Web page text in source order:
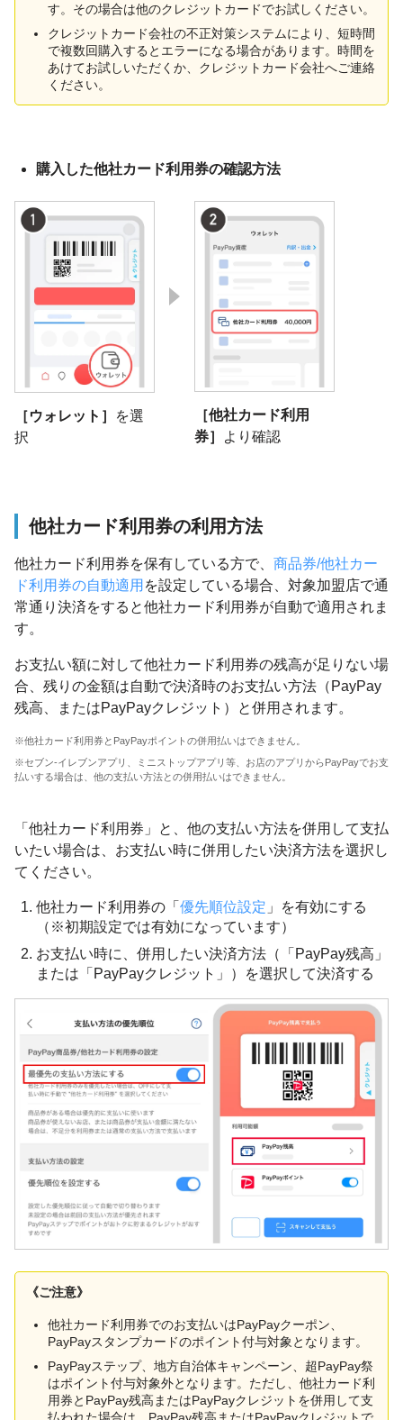
す。その場合は他のクレジットカードでお試しください。
クレジットカード会社の不正対策システムにより、短時間
で複数回購入するとエラーになる場合があります。時間を
あけてお試しいただくか、クレジットカード会社へご連絡
ください。
購入した他社カード利用券の確認方法
［ウォレット］
を選
択
［他社カード利用
券］
より確認
他社カード利用券の利用方法
他社カード利用券を保有している方で、 商品券/他社カー
ド利用券の自動適用 を設定している場合、対象加盟店で通
常通り決済をすると他社カード利用券が自動で適用されま
す。
お支払い額に対して他社カード利用券の残高が足りない場
合、残りの金額は自動で決済時のお支払い方法（PayPay
残高、またはPayPayクレジット）と併用されます。
※他社カード利用券とPayPayポイントの併用払いはできません。
※セブン-イレブンアプリ、ミニストップアプリ等、お店のアプリからPayPayでお支
払いする場合は、他の支払い方法との併用払いはできません。
「他社カード利用券」と、他の支払い方法を併用して支払
いたい場合は、お支払い時に併用したい決済方法を選択し
てください。
他社カード利用券の「 優先順位設定 」を有効にする
（※初期設定では有効になっています）
お支払い時に、併用したい決済方法（「PayPay残高」
または「PayPayクレジット」）を選択して決済する
《ご注意》
他社カード利用券でのお支払いはPayPayクーポン、
PayPayスタンプカードのポイント付与対象となります。
PayPayステップ、地方自治体キャンペーン、超PayPay祭
はポイント付与対象外となります。ただし、他社カード利
用券とPayPay残高またはPayPayクレジットを併用して支